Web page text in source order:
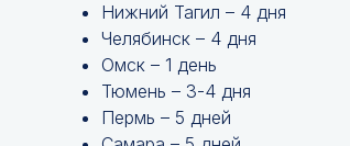
Нижний Тагил – 4 дня
Челябинск – 4 дня
Омск – 1 день
Тюмень – 3-4 дня
Пермь – 5 дней